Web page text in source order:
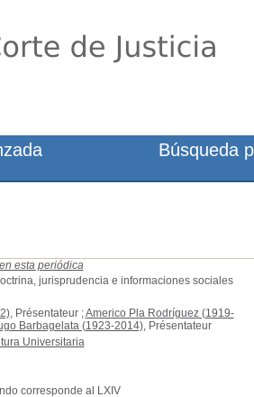
esta periódica
jurisprudencia e informaciones sociales
, Présentateur ;Americo Pla Rodríguez (1919-
Barbagelata (1923-2014), Présentateur
Universitaria
corresponde al LXIV
Búsqueda